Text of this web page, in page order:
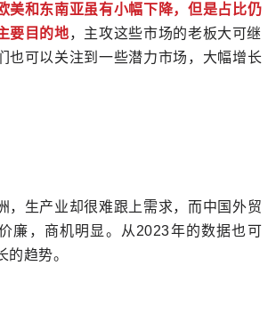
美和东南亚虽有小幅下降，但是占比仍
要目的地，主攻这些市场的老板大可继
也可以关注到一些潜力市场，大幅增长
，生产业却很难跟上需求，而中国外贸
廉，商机明显。从2023年的数据也可
的趋势。